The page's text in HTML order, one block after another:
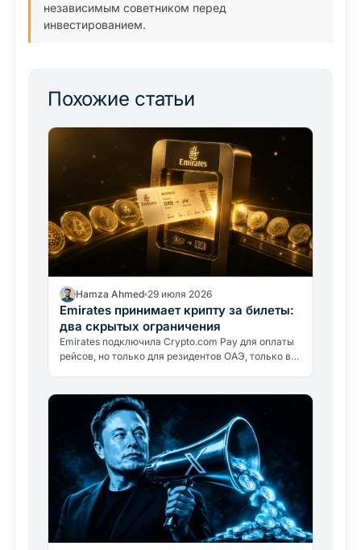
независимым советником перед
инвестированием.
Похожие статьи
Hamza Ahmed 29 июля 2026
Emirates принимает крипту за билеты:
два скрытых ограничения
Emirates подключила Crypto.com Pay для оплаты
рейсов, но только для резидентов ОАЭ, только в